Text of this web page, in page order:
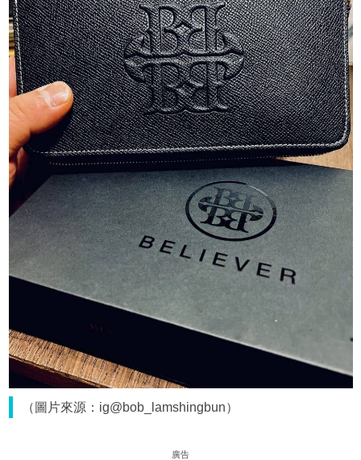
（圖片來源：ig@bob_lamshingbun）
廣告